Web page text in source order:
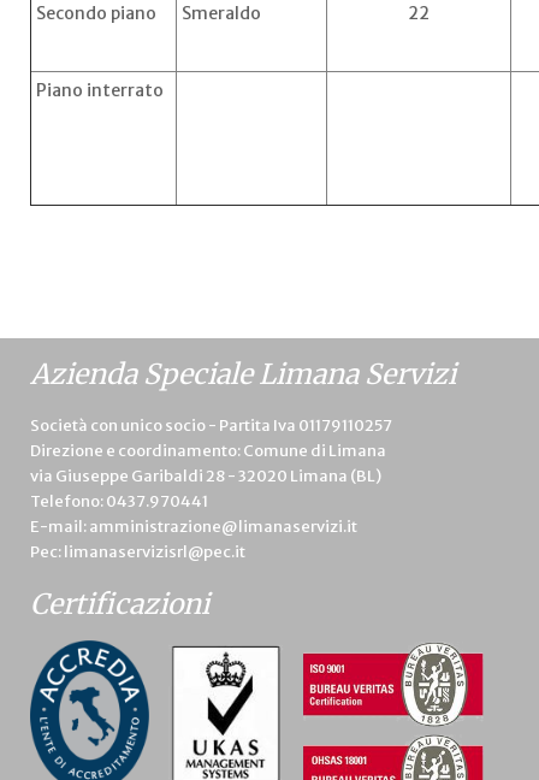
Secondo piano Smeraldo 22
Piano interrato
Azienda Speciale Limana Servizi
Società con unico socio - Partita Iva 01179110257
Direzione e coordinamento: Comune di Limana
via Giuseppe Garibaldi 28 - 32020 Limana (BL)
Telefono:0437.970441
E-mail:amministrazione@limanaservizi.it
Pec:limanaservizisrl@pec.it
Certificazioni